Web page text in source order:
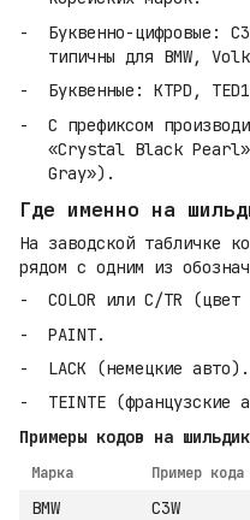
Буквенно-цифровые:
типичны для BMW,
Буквенные: KTPD,
С префиксом
«Crystal Black
Gray»).
Где именно на
На заводской табличке
рядом с одним из
COLOR или C/TR
PAINT.
LACK (немецкие авто).
TEINTE (французские
Примеры кодов на
Марка Пример кода
BMW C3W